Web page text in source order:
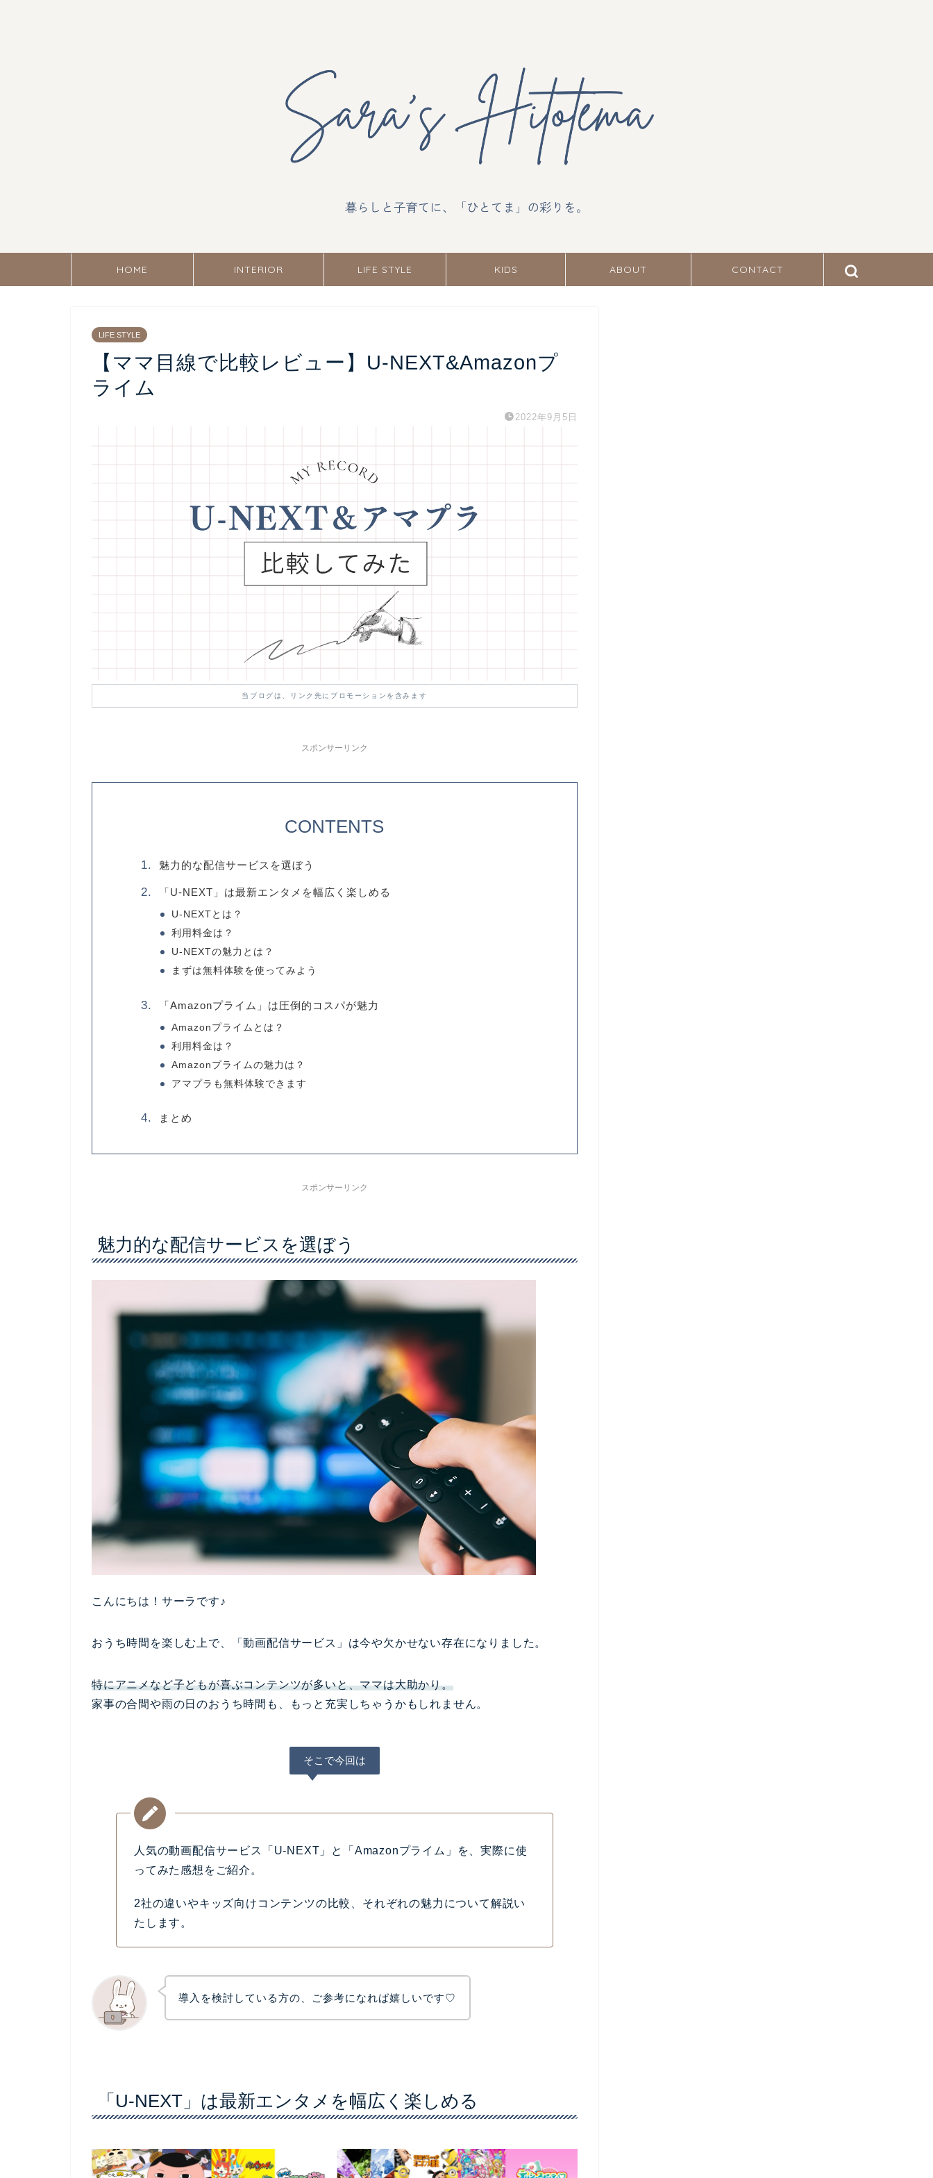
HOME INTERIOR LIFE STYLE KIDS ABOUT CONTACT
LIFE STYLE
【ママ目線で比較レビュー】U-NEXT&Amazonプ
ライム
2022年9月5日
当ブログは、リンク先にプロモーションを含みます
スポンサーリンク
CONTENTS
魅力的な配信サービスを選ぼう
「U-NEXT」は最新エンタメを幅広く楽しめる
U-NEXTとは？
利用料金は？
U-NEXTの魅力とは？
まずは無料体験を使ってみよう
「Amazonプライム」は圧倒的コスパが魅力
Amazonプライムとは？
利用料金は？
Amazonプライムの魅力は？
アマプラも無料体験できます
まとめ
スポンサーリンク
魅力的な配信サービスを選ぼう
こんにちは！サーラです♪
おうち時間を楽しむ上で、 「動画配信サービス」 は今や欠かせない存在になりました。
特にアニメなど子どもが喜ぶコンテンツが多いと、ママは大助かり。
家事の合間や雨の日のおうち時間も、もっと充実しちゃうかもしれません。
そこで今回は
人気の動画配信サービス「U-NEXT」と「Amazonプライム」を、実際に使
ってみた感想をご紹介。
2社の違いやキッズ向けコンテンツの比較、それぞれの魅力について解説い
たします。
導入を検討している方の、ご参考になれば嬉しいです♡
「U-NEXT」は最新エンタメを幅広く楽しめる